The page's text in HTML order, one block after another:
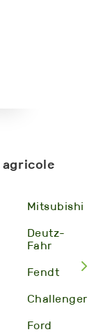
Mitsubishi
Deutz-
Fahr
Fendt
Challenger
Ford